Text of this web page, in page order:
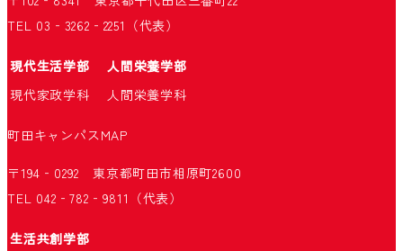
TEL 03‐3262‐2251（代表）
現代生活学部
人間栄養学部
現代家政学科
人間栄養学科
町田キャンパスMAP
〒194‐0292 東京都町田市相原町2600
TEL 042‐782‐9811（代表）
生活共創学部